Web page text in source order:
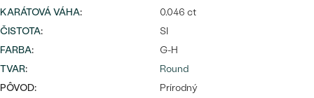
MINIMALISTICKÉ
PODĽA PRÍLEŽITOSTI
PODĽA FARBY
KARÁTOVÁ VÁHA:
0.046 ct
ČISTOTA:
SI
FARBA:
G-H
TVAR:
Round
PÔVOD:
Prírodný